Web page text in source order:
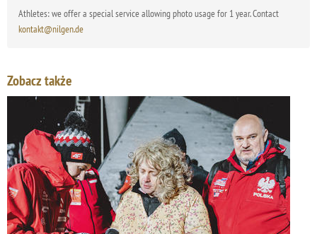
Athletes: we offer a special service allowing photo usage for 1 year. Contact
kontakt@nilgen.de
Zobacz także